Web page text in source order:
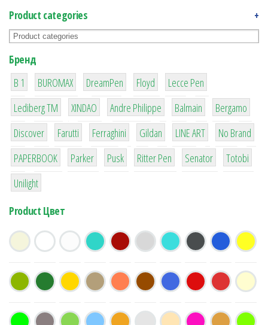
Product categories +
Бренд
B 1
1
BUROMAX
1
DreamPen
2
Floyd
2
Lecce Pen
3
Lediberg ТМ
3
XINDAO
1
Andre Philippe
4
Balmain
26
Bergamo
64
Discover
299
Farutti
4
Ferraghini
42
Gildan
4
LINE ART
90
No Brand
8
PAPERBOOK
6
Parker
2
Pusk
22
Ritter Pen
15
Senator
43
Totobi
1
Unilight
Product Цвет